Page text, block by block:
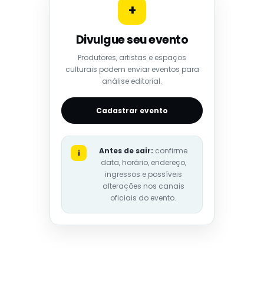
+
Divulgue seu evento
Produtores, artistas e espaços
culturais podem enviar eventos para
análise editorial.
Cadastrar evento
i Antes de sair: confirme
data, horário, endereço,
ingressos e possíveis
alterações nos canais
oficiais do evento.